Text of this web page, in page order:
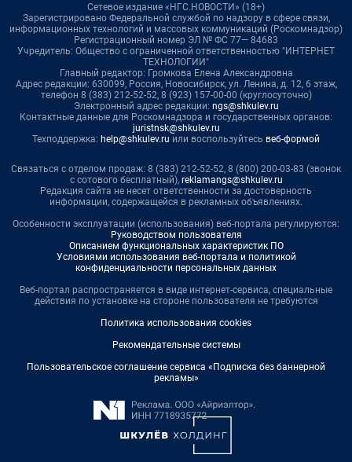
Сетевое издание «НГС.НОВОСТИ» (18+)
Зарегистрировано Федеральной службой по надзору в сфере связи,
информационных технологий и массовых коммуникаций (Роскомнадзор)
Регистрационный номер ЭЛ № ФС 77— 84683
Учредитель: Общество с ограниченной ответственностью "ИНТЕРНЕТ
ТЕХНОЛОГИИ"
Главный редактор: Громкова Елена Александровна
Адрес редакции: 630099, Россия, Новосибирск, ул. Ленина, д. 12, 6 этаж,
телефон 8 (383) 212-52-52, 8 (923) 157-00-00 (круглосуточно)
Электронный адрес редакции: ngs@shkulev.ru
Контактные данные для Роскомнадзора и государственных органов:
juristnsk@shkulev.ru
Техподдержка: help@shkulev.ru или воспользуйтесь веб-формой
Связаться с отделом продаж: 8 (383) 212-52-52, 8 (800) 200-03-83 (звонок
с сотового бесплатный), reklamangs@shkulev.ru
Редакция сайта не несет ответственности за достоверность
информации, содержащейся в рекламных объявлениях.
Особенности эксплуатации (использования) веб-портала регулируются:
Руководством пользователя
Описанием функциональных характеристик ПО
Условиями использования веб-портала и политикой
конфиденциальности персональных данных
Веб-портал распространяется в виде интернет-сервиса, специальные
действия по установке на стороне пользователя не требуются
Политика использования cookies
Рекомендательные системы
Пользовательское соглашение сервиса «Подписка без баннерной
рекламы»